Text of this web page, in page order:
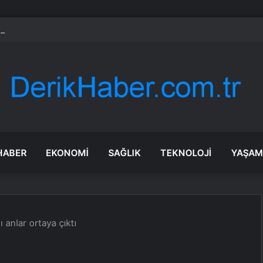
intihar saldırısı; 7 ölü, 15 yaralı
EKONOMI SAĞLIK TEKNOLOJI YAŞAM
anlar ortaya çıktı